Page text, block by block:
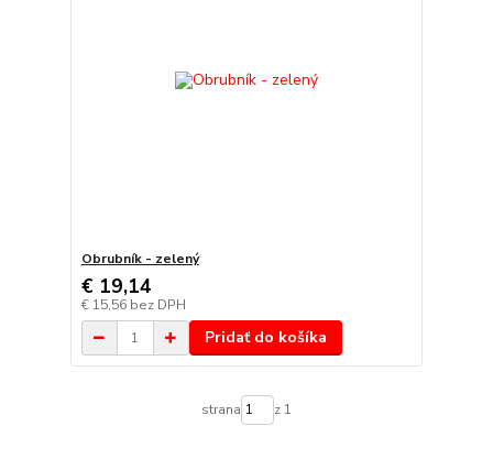
Obrubník - zelený
€ 19,14
€ 15,56 bez DPH
Pridať do košíka
strana z 1